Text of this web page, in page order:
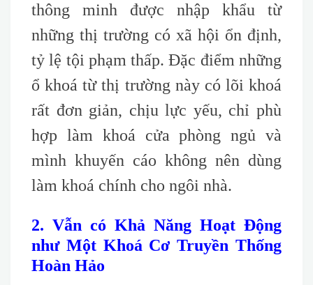
thông minh được nhập khẩu từ
những thị trường có xã hội ổn định,
tỷ lệ tội phạm thấp. Đặc điểm những
ổ khoá từ thị trường này có lõi khoá
rất đơn giản, chịu lực yếu, chỉ phù
hợp làm khoá cửa phòng ngủ và
mình khuyến cáo không nên dùng
làm khoá chính cho ngôi nhà.
2. Vẫn có Khả Năng Hoạt Động
như Một Khoá Cơ Truyền Thống
Hoàn Hảo